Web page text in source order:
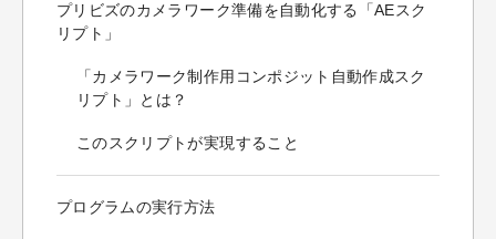
プリビズのカメラワーク準備を自動化する「AEスク
リプト」
「カメラワーク制作用コンポジット自動作成スク
リプト」とは？
このスクリプトが実現すること
プログラムの実行方法